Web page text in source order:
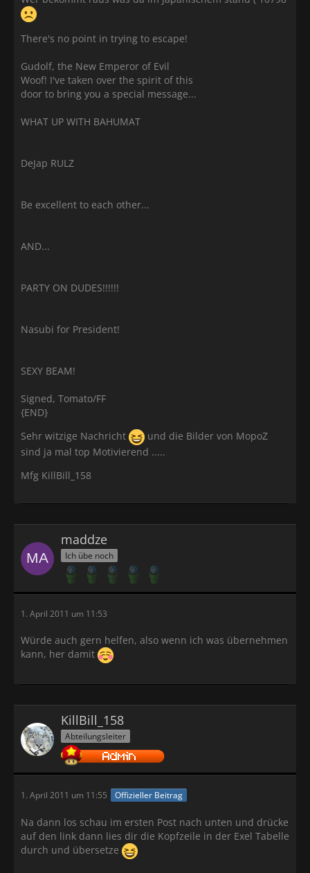
There's no point in trying to escape!
Gudolf, the New Emperor of Evil
Woof! I've taken over the spirit of this
door to bring you a special message...
WHAT UP WITH BAHUMAT
DeJap RULZ
Be excellent to each other...
AND...
PARTY ON DUDES!!!!!!
Nasubi for President!
SEXY BEAM!
Signed, Tomato/FF
{END}
Sehr witzige Nachricht
und die Bilder von MopoZ
sind ja mal top Motivierend .....
Mfg KillBill_158
maddze
Ich übe noch
1. April 2011 um 11:53
Würde auch gern helfen, also wenn ich was übernehmen
kann, her damit
KillBill_158
Abteilungsleiter
1. April 2011 um 11:55 Offizieller Beitrag
Na dann los schau im ersten Post nach unten und drücke
auf den link dann lies dir die Kopfzeile in der Exel Tabelle
durch und übersetze